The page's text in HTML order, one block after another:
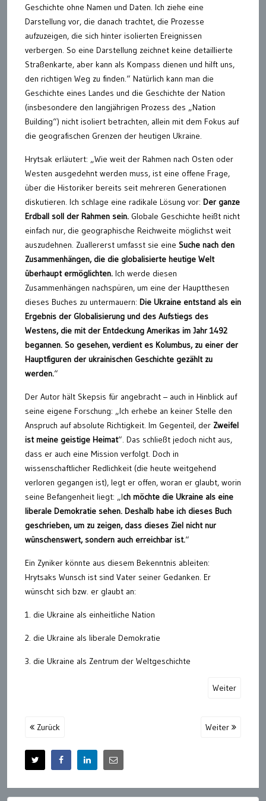
Geschichte ohne Namen und Daten. Ich ziehe eine
Darstellung vor, die danach trachtet, die Prozesse
aufzuzeigen, die sich hinter isolierten Ereignissen
verbergen. So eine Darstellung zeichnet keine detaillierte
Straßenkarte, aber kann als Kompass dienen und hilft uns,
den richtigen Weg zu finden.“ Natürlich kann man die
Geschichte eines Landes und die Geschichte der Nation
(insbesondere den langjährigen Prozess des „Nation
Building“) nicht isoliert betrachten, allein mit dem Fokus auf
die geografischen Grenzen der heutigen Ukraine.
Hrytsak erläutert: „Wie weit der Rahmen nach Osten oder
Westen ausgedehnt werden muss, ist eine offene Frage,
über die Historiker bereits seit mehreren Generationen
diskutieren. Ich schlage eine radikale Lösung vor: Der ganze
Erdball soll der Rahmen sein. Globale Geschichte heißt nicht
einfach nur, die geographische Reichweite möglichst weit
auszudehnen. Zuallererst umfasst sie eine Suche nach den
Zusammenhängen, die die globalisierte heutige Welt
überhaupt ermöglichten. Ich werde diesen
Zusammenhängen nachspüren, um eine der Hauptthesen
dieses Buches zu untermauern: Die Ukraine entstand als ein
Ergebnis der Globalisierung und des Aufstiegs des
Westens, die mit der Entdeckung Amerikas im Jahr 1492
begannen. So gesehen, verdient es Kolumbus, zu einer der
Hauptfiguren der ukrainischen Geschichte gezählt zu
werden.“
Der Autor hält Skepsis für angebracht – auch in Hinblick auf
seine eigene Forschung: „Ich erhebe an keiner Stelle den
Anspruch auf absolute Richtigkeit. Im Gegenteil, der Zweifel
ist meine geistige Heimat“. Das schließt jedoch nicht aus,
dass er auch eine Mission verfolgt. Doch in
wissenschaftlicher Redlichkeit (die heute weitgehend
verloren gegangen ist), legt er offen, woran er glaubt, worin
seine Befangenheit liegt: „Ich möchte die Ukraine als eine
liberale Demokratie sehen. Deshalb habe ich dieses Buch
geschrieben, um zu zeigen, dass dieses Ziel nicht nur
wünschenswert, sondern auch erreichbar ist.“
Ein Zyniker könnte aus diesem Bekenntnis ableiten:
Hrytsaks Wunsch ist sind Vater seiner Gedanken. Er
wünscht sich bzw. er glaubt an:
1. die Ukraine als einheitliche Nation
2. die Ukraine als liberale Demokratie
3. die Ukraine als Zentrum der Weltgeschichte
Weiter
Zurück Weiter